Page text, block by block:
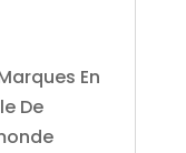
En
De